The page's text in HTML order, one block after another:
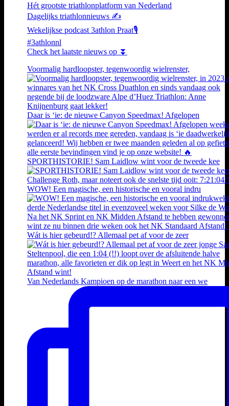
Hét grootste triathlonplatform van Nederland
Dagelijks triathlonnieuws ✍️
Wekelijkse podcast 3athlon Praat🎙️
#3athlonnl
Check het laatste nieuws op ⏬
Voormalig hardloopster, tegenwoordig wielrenster,
Daar is ‘ie: de nieuwe Canyon Speedmax! Afgelopen
SPORTHISTORIE! Sam Laidlow wint voor de tweede kee
WOW! Een magische, een historische en vooral indru
Wát is hier gebeurd!? Allemaal pet af voor de zeer
Van Nederlands Kampioen op de marathon naar een we